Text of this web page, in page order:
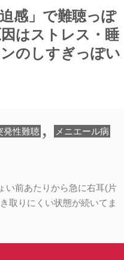
感」で難聴っぽ
はストレス・睡
のしすぎっぽい
発性難聴 , メニエール病
い前あたりから急に右耳(片
取りにくい状態が続いてま